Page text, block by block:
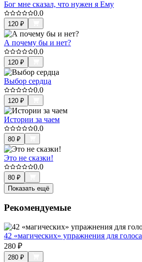
Бог мне сказал, что нужен я Ему
0.0
120 ₽
А почему бы и нет?
0.0
120 ₽
Выбор сердца
0.0
120 ₽
Истории за чаем
0.0
80 ₽
Это не сказки!
0.0
80 ₽
Показать ещё
Рекомендуемые
42 «магических» упражнения для голоса
280 ₽
280 ₽